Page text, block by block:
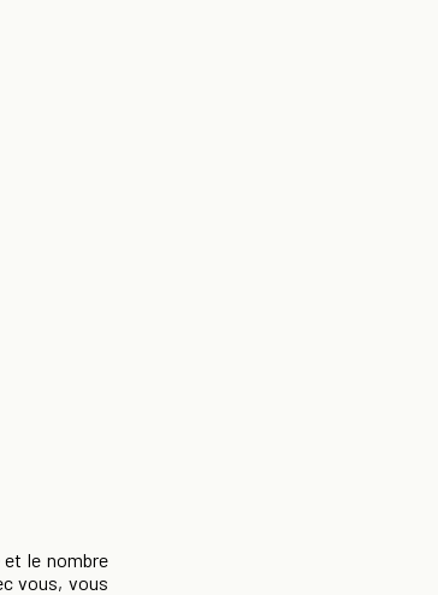
le nombre
vous, vous